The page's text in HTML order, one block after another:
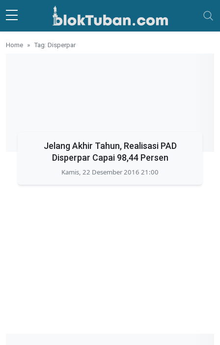
Skip to main content
Home Tag: Disperpar
Jelang Akhir Tahun, Realisasi PAD
Disperpar Capai 98,44 Persen
Kamis, 22 Desember 2016 21:00